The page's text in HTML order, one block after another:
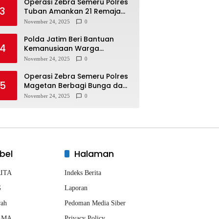
3
Tuban Amankan 21 Remaja
Pelaku Balap Liar
November 24, 2025 0
4
Polda Jatim Beri Bantuan
Kemanusiaan Warga
Terdampak Erupsi Gunung
November 24, 2025 0
5
Operasi Zebra Semeru Polres
Magetan Berbagi Bunga dan
Coklat Ajak Warga Tertib
November 24, 2025 0
Halaman
Indeks Berita
Laporan
Pedoman Media Siber